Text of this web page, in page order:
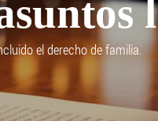
el derecho de familia.